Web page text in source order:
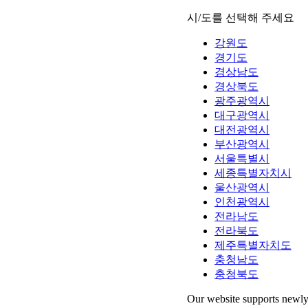
시/도를 선택해 주세요
강원도
경기도
경상남도
경상북도
광주광역시
대구광역시
대전광역시
부산광역시
서울특별시
세종특별자치시
울산광역시
인천광역시
전라남도
전라북도
제주특별자치도
충청남도
충청북도
Our website supports